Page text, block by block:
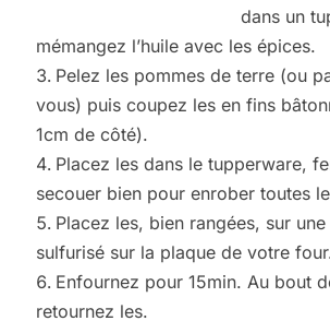
dans un
mémangez l’huile avec les épices.
Pelez les pommes de terre (ou
vous) puis coupez les en fins
1cm de côté).
Placez les dans le tupperware,
secouer bien pour enrober toutes
Placez les, bien rangées, sur
sulfurisé sur la plaque de votre
Enfournez pour 15min. Au bout
retournez les.